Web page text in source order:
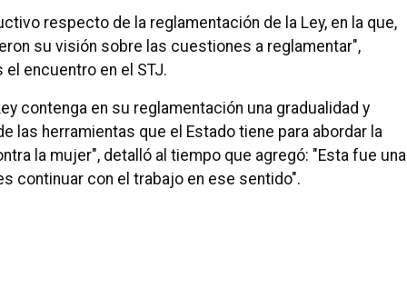
respecto de la reglamentación de la Ley, en la que,
su visión sobre las cuestiones a reglamentar",
encuentro en el STJ.
contenga en su reglamentación una gradualidad y
las herramientas que el Estado tiene para abordar la
la mujer", detalló al tiempo que agregó: "Esta fue una
continuar con el trabajo en ese sentido".